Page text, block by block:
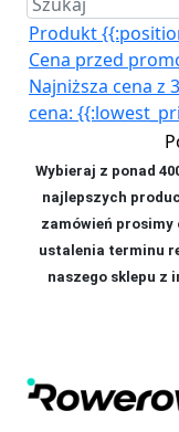
Produkt
Cena przed
Najniższa cena z
cena:
Wybieraj z ponad
najlepszych
zamówień
ustalenia
naszego sklepu z